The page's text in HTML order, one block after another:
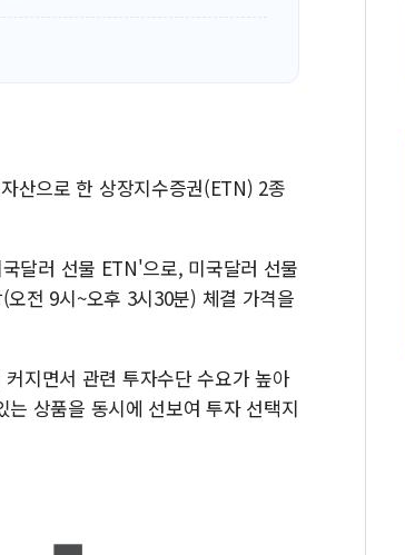
구미 폐염산처리업체서 불 2시간30여분만에
산으로 한 상장지수증권(ETN) 2종
달러 선물 ETN'으로, 미국달러 선물
전 9시~오후 3시30분) 체결 가격을
지면서 관련 투자수단 수요가 높아
상품을 동시에 선보여 투자 선택지